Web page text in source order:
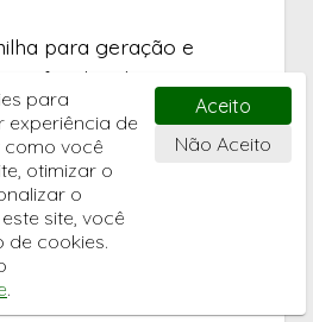
para geração e
do seu
curso ministrado, que
perfeitamente as suas
para
experiência de
você
otimizar o
o
site, você
de cookies.
.
Aceito
Não Aceito